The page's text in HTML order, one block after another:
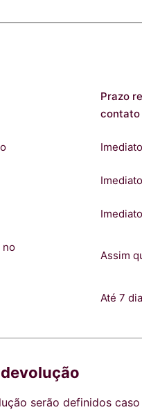
Prazo
contato
no
Assim
Até 7
serão definidos